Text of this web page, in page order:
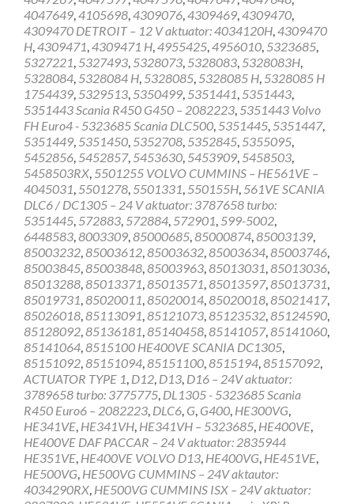
4047649,4105698,4309076,4309469,4309470,
4309470 DETROIT – 12 V aktuator: 4034120H,4309470
H,4309471,4309471 H,4955425,4956010, 5323685,
5327221, 5327493, 5328073, 5328083, 5328083H,
5328084, 5328084 H, 5328085, 5328085 H, 5328085 H
1754439, 5329513, 5350499, 5351441, 5351443,
5351443 Scania R450 G450 – 2082223, 5351443 Volvo
FH Euro4 - 5323685 Scania DLC500, 5351445, 5351447,
5351449, 5351450, 5352708, 5352845, 5355095,
5452856, 5452857, 5453630, 5453909, 5458503,
5458503RX, 5501255 VOLVO CUMMINS – HE561VE –
4045031, 5501278, 5501331, 550155H, 561VE SCANIA
DLC6 / DC1305 – 24 V aktuator: 3787658 turbo:
5351445, 572883, 572884, 572901, 599-5002,
6448583,8003309,85000685,85000874,85003139,
85003232,85003612,85003632,85003634,85003746,
85003845,85003848,85003963,85013031,85013036,
85013288,85013371,85013571,85013597,85013731,
85019731,85020011,85020014,85020018,85021417,
85026018,85113091,85121073,85123532,85124590,
85128092,85136181,85140458,85141057,85141060,
85141064,8515100 HE400VE SCANIA DC1305,
85151092,85151094,85151100,8515194,85157092,
ACTUATOR TYPE 1, D12, D13, D16 – 24V aktuator:
3789658 turbo: 3775775, DL1305 - 5323685 Scania
R450 Euro6 – 2082223, DLC6, G, G400, HE300VG,
HE341VE, HE341VH, HE341VH – 5323685, HE400VE,
HE400VE DAF PACCAR – 24 V aktuator: 2835944
HE351VE, HE400VE VOLVO D13, HE400VG, HE451VE,
HE500VG, HE500VG CUMMINS – 24V aktautor:
4034290RX, HE500VG CUMMINS ISX – 24V aktuator: